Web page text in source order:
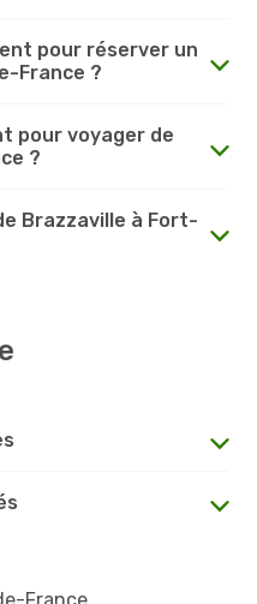
pour réserver un
France ?
pour voyager de
?
Brazzaville à Fort-